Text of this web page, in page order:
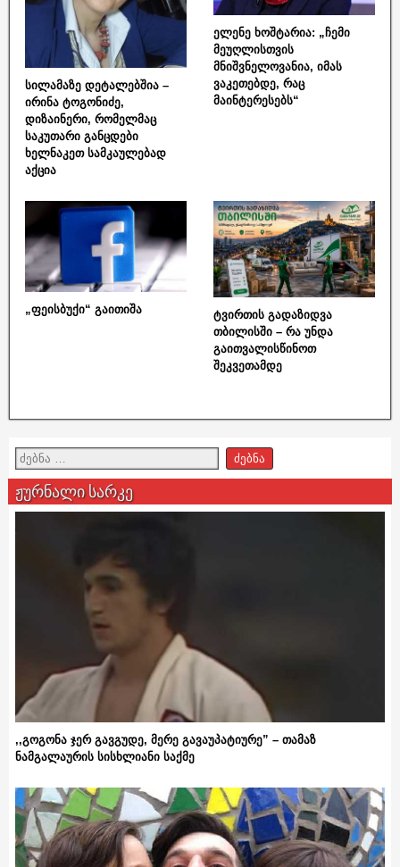
სილამაზე დეტალებშია –
ირინა ტოგონიძე,
დიზაინერი, რომელმაც
საკუთარი განცდები
ხელნაკეთ სამკაულებად
აქცია
ელენე ხოშტარია: „ჩემი
მეუღლისთვის
მნიშვნელოვანია, იმას
ვაკეთებდე, რაც
მაინტერესებს“
„ფეისბუქი“ გაითიშა
ტვირთის გადაზიდვა
თბილისში – რა უნდა
გაითვალისწინოთ
შეკვეთამდე
ჟურნალი სარკე
,,გოგონა ჯერ გავგუდე, მერე გავაუპატიურე” – თამაზ
ნამგალაურის სისხლიანი საქმე